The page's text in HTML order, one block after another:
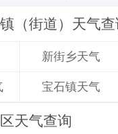
（街道）天气查
新街乡天气
宝石镇天气
天气查询